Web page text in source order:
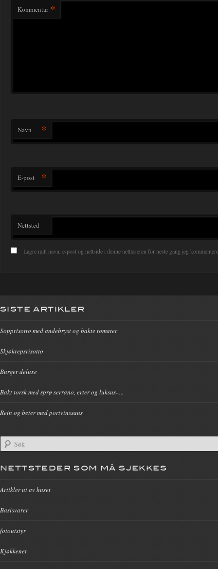
Kommentar *
Navn *
E-post *
Nettsted
Lagre mitt navn, e-post og nettside i denne nettleseren for neste gang jeg
SISTE ARTIKLER
Sopprisotto med andebryst og bakte tomater
Skjøkrepsrisotto
Burger deluxe
Bakt torsk med sprø serrano, erter og luksus- ...
Rein og beter med portvinssaus
NETTSTEDER SOM MÅ SJEKKES
Artikler ut av huset
Basisvarer
fotoutstyr
Kjøkkenet